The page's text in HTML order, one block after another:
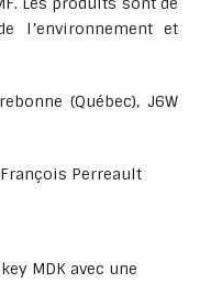
l’environnement et
(Québec), J6W
Perreault
MDK avec une